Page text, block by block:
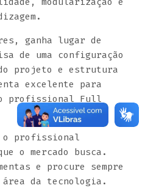
ganha lugar de
de uma configuração
projeto e estrutura
excelente para
profissional Full
o profissional
o mercado busca.
e procure sempre
da tecnologia.